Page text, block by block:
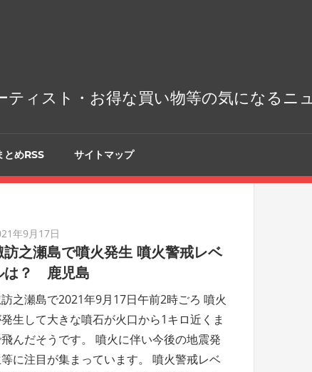
ィスト・お得な買い物等の気になるニ
とめRSS サイトマップ
年9月17日
訪之瀬島で噴火発生 噴火警戒レベ
は？ 鹿児島
之瀬島で2021年9月17日午前2時ごろ 噴火
生して大きな噴石が火口から1キロ近くま
んだそうです。 噴火に伴い今後の地震発
に注目が集まっています。 噴火警戒レベ